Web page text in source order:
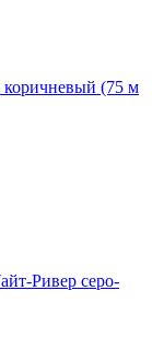
(75 м
Ривер серо-